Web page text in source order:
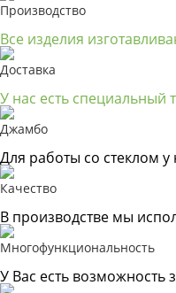
Производство
Все изделия
Доставка
У нас есть специальный
Джамбо
Для работы со стеклом у
Качество
В производстве мы
Многофункциональность
У Вас есть возможность